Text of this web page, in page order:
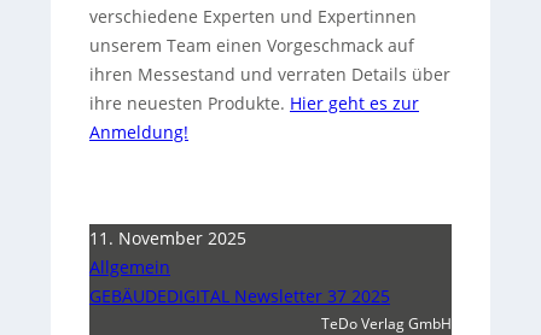
verschiedene Experten und Expertinnen
unserem Team einen Vorgeschmack auf
ihren Messestand und verraten Details über
ihre neuesten Produkte. Hier geht es zur
Anmeldung!
11. November 2025
Allgemein
GEBÄUDEDIGITAL Newsletter 37 2025
TeDo Verlag GmbH